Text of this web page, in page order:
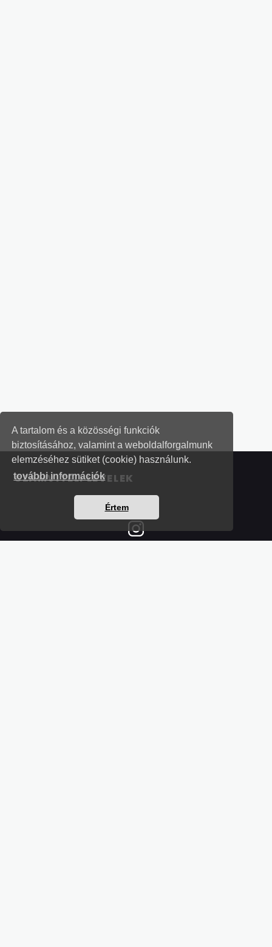
A tartalom és a közösségi funkciók
biztosításához, valamint a weboldalforgalmunk
elemzéséhez sütiket (cookie) használunk.
további információk
Értem
SZÁMVITELI LEVELEK